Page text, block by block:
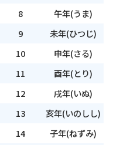
8 午年(うま)
9 未年(ひつじ)
10 申年(さる)
11 酉年(とり)
12 戌年(いぬ)
13 亥年(いのしし)
14 子年(ねずみ)